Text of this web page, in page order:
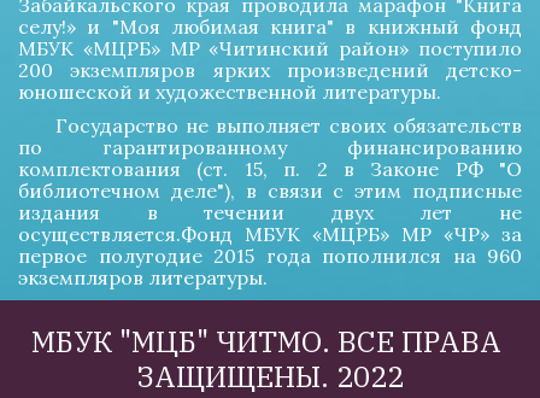
Забайкальского края проводила марафон "Книга
селу!» и "Моя любимая книга" в книжный фонд
МБУК «МЦРБ» МР «Читинский район» поступило
200 экземпляров ярких произведений детско-
юношеской и художественной литературы.
Государство не выполняет своих обязательств
по гарантированному финансированию
комплектования (ст. 15, п. 2 в Законе РФ "О
библиотечном деле"), в связи с этим подписные
издания в течении двух лет не
осуществляется.Фонд МБУК «МЦРБ» МР «ЧР» за
первое полугодие 2015 года пополнился на 960
экземпляров литературы.
МБУК "МЦБ" ЧИТМО. ВСЕ ПРАВА
ЗАЩИЩЕНЫ. 2022